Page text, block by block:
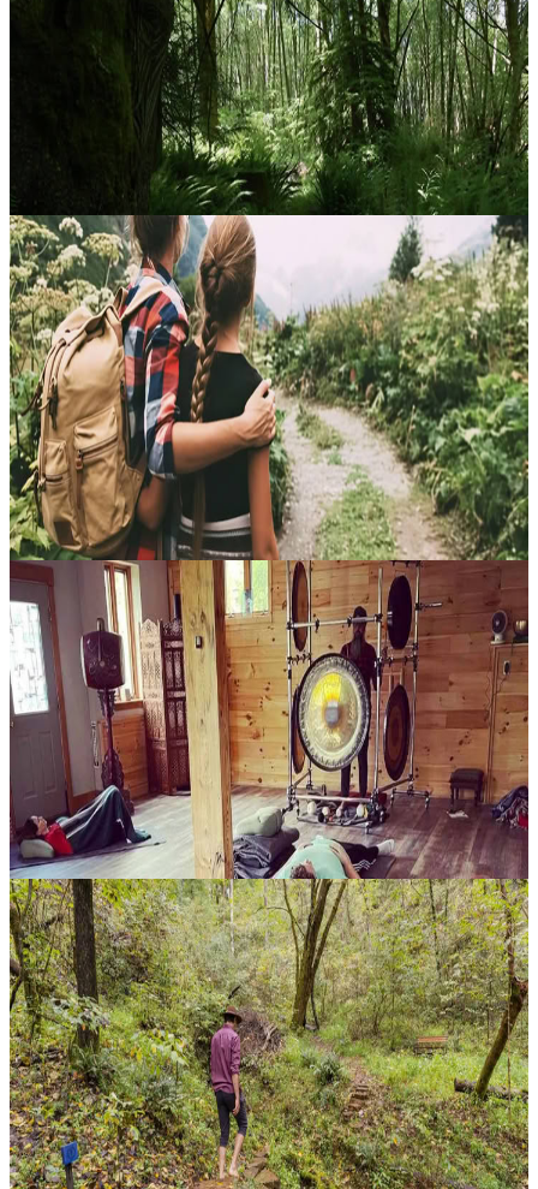
La partecipazione è limitata a 32 persone, in considerazione
dell’intenso calendario di colloqui di Tina. Per questo ritiro, sia la
struttura delle quote sia la politica di cancellazione sono state mo...
7 agosto 2026
22:00
Castle Rock, Stati Uniti
Costruire la fiducia attraverso un lavoro
preparatorio efficace
Dal 7 al 9 agosto 2026, questo ritiro offre un’occasione preziosa per
rafforzare la fiducia in sé in un contesto accogliente e rigenerante, al
costo di $1027 a persona. L’ospitalità è in una splendida...
1027,00 USD
7 agosto 2026 22:00
Northfield, Stati Uniti
3 giorni di ritiro di meditazione
Immerso nella quiete di Brattleboro, in Vermont, questo ritiro di tre
giorni è pensato per offrire un’esperienza intima e rigenerante,
dedicata al riposo profondo e alla regolazione del sistema nervos...
645,00 USD
7 agosto 2026 22:00
Brattleboro, Stati Uniti
Ritiro per famiglie di tutte le età
Allontanarsi dal ritmo frenetico di ogni giorno e ritrovare ciò che
conta davvero: il tempo condiviso. Il ritiro nella natura a Seven
Springs Il Family Nature Retreat di Seven Springs invita le famigl...
695,00 USD
7 agosto 2026 22:00